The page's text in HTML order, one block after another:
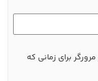
برای زمانی که